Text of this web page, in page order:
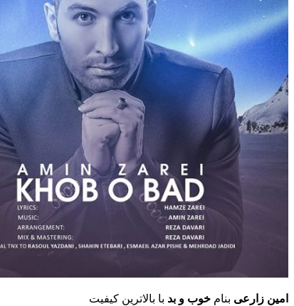
امین زارعی بنام خوب و بد با بالاترین کیفیت